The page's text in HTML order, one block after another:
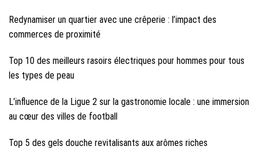
Redynamiser un quartier avec une crêperie : l’impact des
commerces de proximité
Top 10 des meilleurs rasoirs électriques pour hommes pour tous
les types de peau
L’influence de la Ligue 2 sur la gastronomie locale : une immersion
au cœur des villes de football
Top 5 des gels douche revitalisants aux arômes riches